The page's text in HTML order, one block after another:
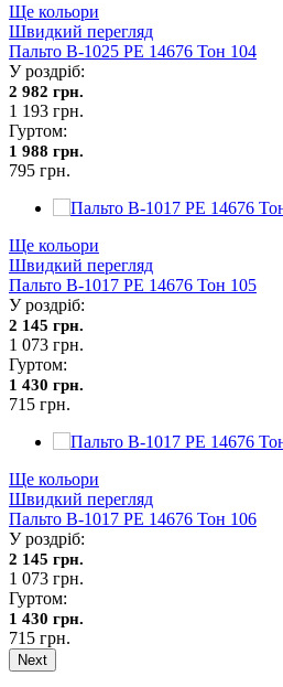
Ще кольори
Швидкий перегляд
Пальто В-1025 PE 14676 Тон 104
У роздріб:
2 982 грн.
1 193 грн.
Гуртом:
1 988 грн.
795 грн.
Ще кольори
Швидкий перегляд
Пальто В-1017 PE 14676 Тон 105
У роздріб:
2 145 грн.
1 073 грн.
Гуртом:
1 430 грн.
715 грн.
Ще кольори
Швидкий перегляд
Пальто В-1017 PE 14676 Тон 106
У роздріб:
2 145 грн.
1 073 грн.
Гуртом:
1 430 грн.
715 грн.
Next